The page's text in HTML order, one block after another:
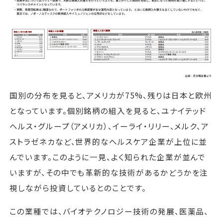
国別の分布を見ると、アメリカが75%、残りは日本と欧州
となっています。個別銘柄の組入を見ると、ユナイテッド
ヘルス・グループ（アメリカ）、イーライ・リリー、メルク、ア
ストラゼネカなど、世界的なヘルスケア企業が上位に並
んでいます。このように一見、よく知られた企業が並んで
いますが、その中でも革新的な技術があるかどうかを注
視しながら投資しているとのことです。
この業種では、バイオテクノロジー技術の発展、医薬品、